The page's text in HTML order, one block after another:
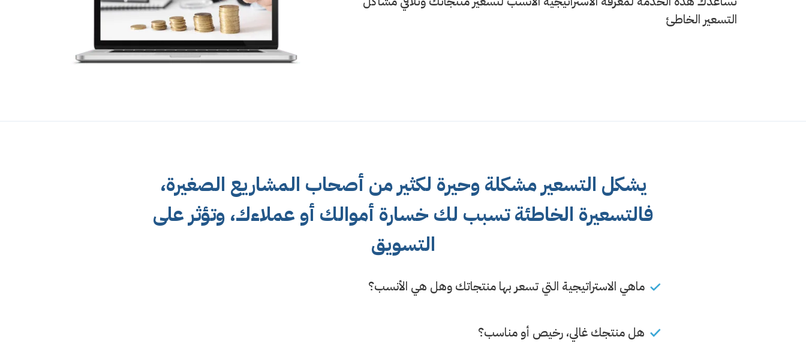
التسعير الخاطئ
يشكل التسعير مشكلة وحيرة لكثير من أصحاب المشاريع الصغيرة،
فالتسعيرة الخاطئة تسبب لك خسارة أموالك أو عملاءك، وتؤثر على
التسويق
ماهي الاستراتيجية التي تسعر بها منتجاتك وهل هي الأنسب؟
هل منتجك غالي، رخيص أو مناسب؟